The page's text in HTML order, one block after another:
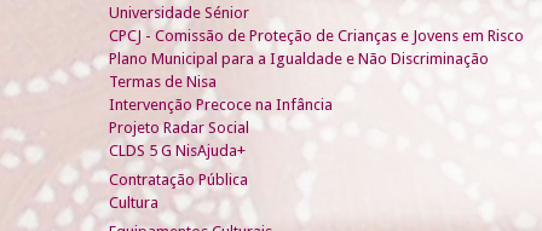
Universidade Sénior
CPCJ - Comissão de Proteção de Crianças e Jovens em Risco
Plano Municipal para a Igualdade e Não Discriminação
Termas de Nisa
Intervenção Precoce na Infância
Projeto Radar Social
CLDS 5 G NisAjuda+
Contratação Pública
Cultura